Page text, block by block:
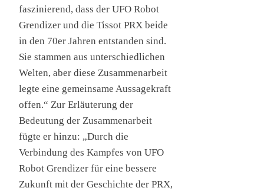
faszinierend, dass der UFO Robot
Grendizer und die Tissot PRX beide
in den 70er Jahren entstanden sind.
Sie stammen aus unterschiedlichen
Welten, aber diese Zusammenarbeit
legte eine gemeinsame Aussagekraft
offen.“ Zur Erläuterung der
Bedeutung der Zusammenarbeit
fügte er hinzu: „Durch die
Verbindung des Kampfes von UFO
Robot Grendizer für eine bessere
Zukunft mit der Geschichte der PRX,